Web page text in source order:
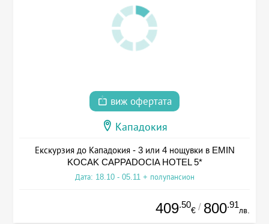
виж офертата
Кападокия
Екскурзия до Кападокия - 3 или 4 нощувки в EMIN
KOCAK CAPPADOCIA HOTEL 5*
Дата: 18.10 - 05.11 + полупансион
409.50
€ / 800.91
лв.